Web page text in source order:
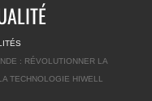
: RÉVOLUTIONNER LA
TECHNOLOGIE HIWELL